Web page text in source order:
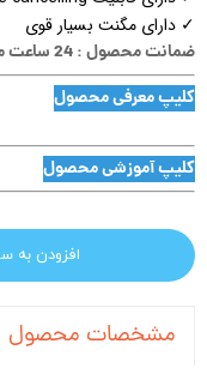
✓ دارای مگنت بسیار قوی
ضمانت محصول : 24 ساعت مهلت تست
کلیپ معرفی محصول
کلیپ آموزشی محصول
افزودن به
مشخصات محصول